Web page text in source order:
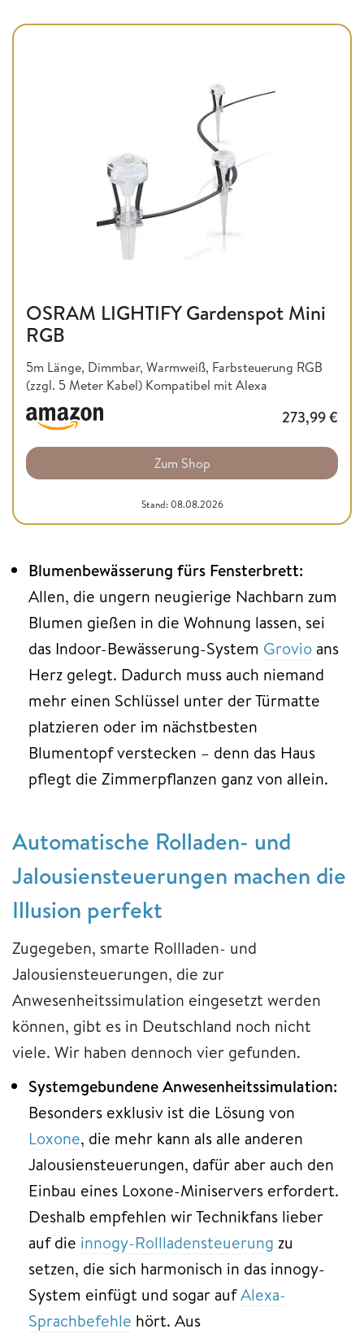
OSRAM LIGHTIFY Gardenspot Mini
RGB
5m Länge, Dimmbar, Warmweiß, Farbsteuerung RGB
(zzgl. 5 Meter Kabel) Kompatibel mit Alexa
273,99€
Zum Shop
Stand: 08.08.2026
Blumenbewässerung fürs Fensterbrett:
Allen, die ungern neugierige Nachbarn zum
Blumen gießen in die Wohnung lassen, sei
das Indoor-Bewässerung-System Grovio ans
Herz gelegt. Dadurch muss auch niemand
mehr einen Schlüssel unter der Türmatte
platzieren oder im nächstbesten
Blumentopf verstecken – denn das Haus
pflegt die Zimmerpflanzen ganz von allein.
Automatische Rolladen- und
Jalousiensteuerungen machen die
Illusion perfekt
Zugegeben, smarte Rollladen- und
Jalousiensteuerungen, die zur
Anwesenheitssimulation eingesetzt werden
können, gibt es in Deutschland noch nicht
viele. Wir haben dennoch vier gefunden.
Systemgebundene Anwesenheitssimulation:
Besonders exklusiv ist die Lösung von
Loxone, die mehr kann als alle anderen
Jalousiensteuerungen, dafür aber auch den
Einbau eines Loxone-Miniservers erfordert.
Deshalb empfehlen wir Technikfans lieber
auf die innogy-Rollladensteuerung zu
setzen, die sich harmonisch in das innogy-
System einfügt und sogar aufAlexa-
Sprachbefehle hört. Aus